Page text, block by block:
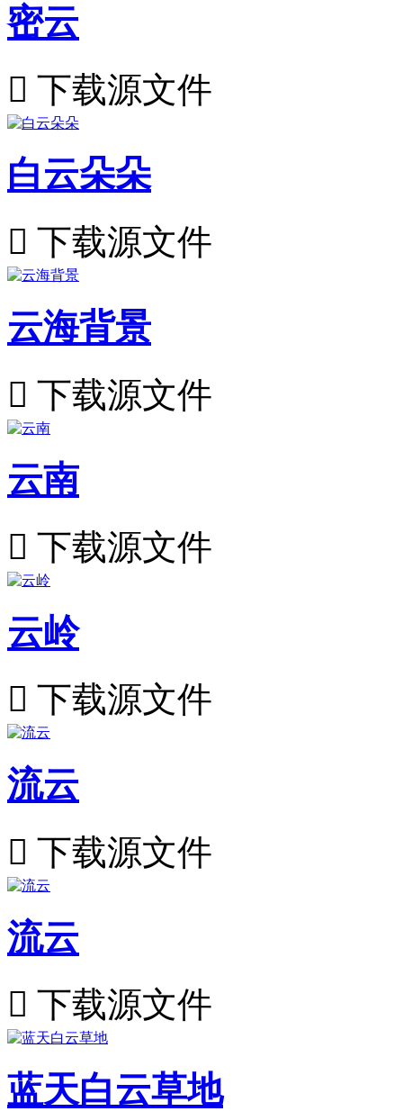
密云
 下载源文件
白云朵朵
 下载源文件
云海背景
 下载源文件
云南
 下载源文件
云岭
 下载源文件
流云
 下载源文件
流云
 下载源文件
蓝天白云草地